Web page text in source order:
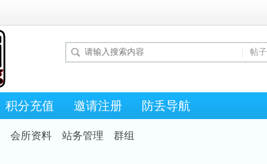
帖子
积分充值 邀请注册 防丢导航
会所资料 站务管理 群组